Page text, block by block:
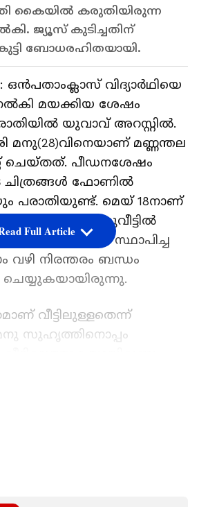
കൈയിൽ കരുതിയിരുന്ന
ജ്യൂസ് കുടിച്ചതിന്
ബോധരഹിതയായി.
വിദ്യാർഥിയെ
മയക്കിയ ശേഷം
പരാതിയിൽ യുവാവ് അറസ്റ്റിൽ.
മനു(28)വിനെയാണ് മണ്ണന്തല
ചെയ്തത്. പീഡനശേഷം
ചിത്രങ്ങൾ ഫോണിൽ
പരാതിയുണ്ട്. മെയ് 18നാണ്
സംഭവം. ബന്ധുവീട്ടിൽ
പരിചയം സ്ഥാപിച്ച
വഴി നിരന്തരം ബന്ധം
വീട്ടിലുള്ളതെന്ന്
സുഹൃത്തിനൊപ്പം
Full Article